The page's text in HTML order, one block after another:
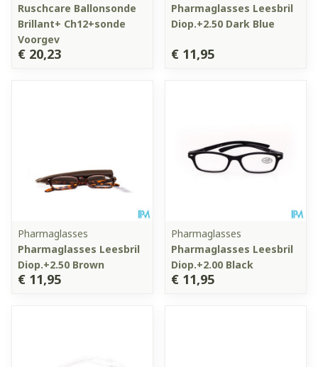
Ruschcare Ballonsonde
Brillant+ Ch12+sonde
Voorgev
€ 20,23
Pharmaglasses Leesbril
Diop.+2.50 Dark Blue
€ 11,95
Pharmaglasses
Pharmaglasses Leesbril
Diop.+2.50 Brown
€ 11,95
Pharmaglasses
Pharmaglasses Leesbril
Diop.+2.00 Black
€ 11,95